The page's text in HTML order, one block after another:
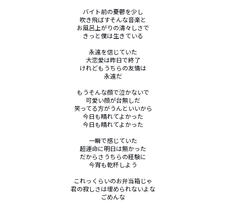
バイト前の憂鬱を少し
吹き飛ばすそんな音楽と
お風呂上がりの清々しさで
きっと僕は生きている
永遠を信じていた
大恋愛は昨日で終了
けれどもうちらの友情は
永遠だ
もうそんな顔で泣かないで
可愛い顔が台無しだ
笑ってる方がうんといいから
今日も晴れてよかった
今日も晴れてよかった
一瞬で感じていた
超運命に明日は無かった
だからさうちらの経験に
今宵も乾杯しよう
これっくらいのお弁当箱じゃ
君の寂しさは埋められないよな
ごめんな